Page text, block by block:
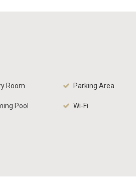
Room Parking Area
Pool Wi-Fi